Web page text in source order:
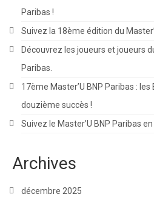
Paribas !
Suivez la 18ème édition du
Découvrez les joueurs et joueurs
Paribas.
17ème Master’U BNP Paribas :
douzième succès !
Suivez le Master’U BNP Paribas
Archives
décembre 2025